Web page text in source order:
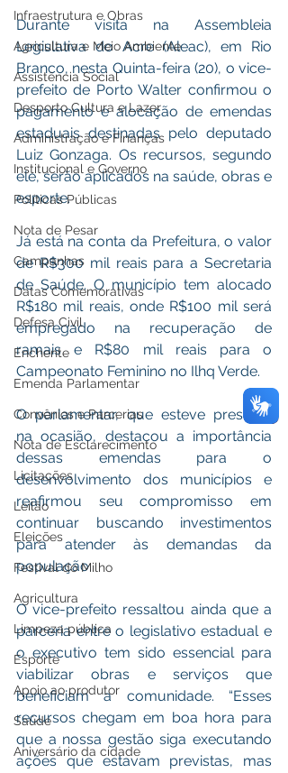
Infraestrutura e Obras
Agricultura e Meio Ambiente
Assistência Social
Desporto Cultura e Lazer
Administração e Finanças
Institucional e Governo
Políticas Públicas
Nota de Pesar
Campanhas
Datas Comemorativas
Defesa Civil
Enchente
Emenda Parlamentar
Convênios e Parcerias
Nota de Esclarecimento
Licitações
Leilão
Eleições
Festival do Milho
Agricultura
Limpeza pública
Esporte
Apoio ao produtor
Saúde
Aniversário da cidade
Durante visita na Assembleia
Legislativa do Acre (Aleac), em Rio
Branco, nesta Quinta-feira (20), o vice-
prefeito de Porto Walter confirmou o
pagamento e alocação de emendas
estaduais destinadas pelo deputado
Luiz Gonzaga. Os recursos, segundo
ele, serão aplicados na saúde, obras e
esporte.
Já está na conta da Prefeitura, o valor
de R$300 mil reais para a Secretaria
de Saúde. O município tem alocado
R$180 mil reais, onde R$100 mil será
empregado na recuperação de
ramais e R$80 mil reais para o
Campeonato Feminino no Ilhq Verde.
O parlamentar, que esteve presente
na ocasião, destacou a importância
dessas emendas para o
desenvolvimento dos municípios e
reafirmou seu compromisso em
continuar buscando investimentos
para atender às demandas da
população.
O vice-prefeito ressaltou ainda que a
parceria entre o legislativo estadual e
o executivo tem sido essencial para
viabilizar obras e serviços que
beneficiam a comunidade. “Esses
recursos chegam em boa hora para
que a nossa gestão siga executando
ações que estavam previstas, mas